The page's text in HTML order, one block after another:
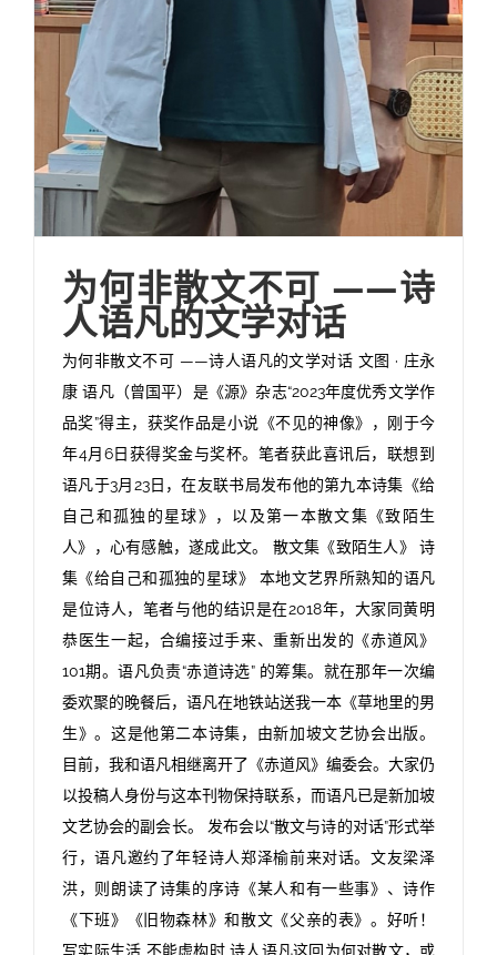
为何非散文不可 ——诗
人语凡的文学对话
为何非散文不可 ——诗人语凡的文学对话 文图 · 庄永
康 语凡（曾国平）是《源》杂志“2023年度优秀文学作
品奖”得主，获奖作品是小说《不见的神像》，刚于今
年4月6日获得奖金与奖杯。笔者获此喜讯后，联想到
语凡于3月23日，在友联书局发布他的第九本诗集《给
自己和孤独的星球》，以及第一本散文集《致陌生
人》，心有感触，遂成此文。 散文集《致陌生人》 诗
集《给自己和孤独的星球》 本地文艺界所熟知的语凡
是位诗人，笔者与他的结识是在2018年，大家同黄明
恭医生一起，合编接过手来、重新出发的《赤道风》
101期。语凡负责“赤道诗选” 的筹集。就在那年一次编
委欢聚的晚餐后，语凡在地铁站送我一本《草地里的男
生》。这是他第二本诗集，由新加坡文艺协会出版。
目前，我和语凡相继离开了《赤道风》编委会。大家仍
以投稿人身份与这本刊物保持联系，而语凡已是新加坡
文艺协会的副会长。 发布会以“散文与诗的对话”形式举
行，语凡邀约了年轻诗人郑泽榆前来对话。文友梁泽
洪，则朗读了诗集的序诗《某人和有一些事》、诗作
《下班》《旧物森林》和散文《父亲的表》。好听！
写实际生活 不能虚构时 诗人语凡这回为何对散文，或